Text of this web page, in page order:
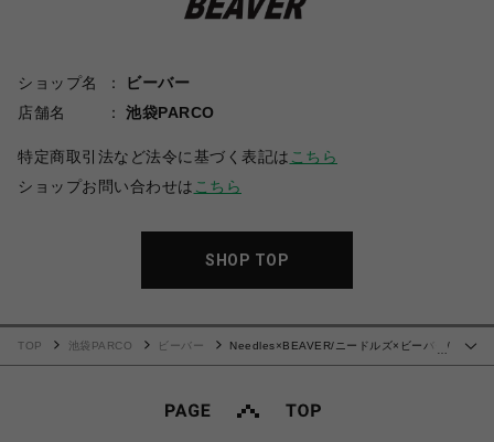
ショップ名
ビーバー
店舗名
池袋PARCO
特定商取引法など法令に基づく表記は こちら
ショップお問い合わせは こちら
SHOP TOP
TOP 池袋PARCO ビーバー
Needles×BEAVER/ニードルズ×ビーバー/